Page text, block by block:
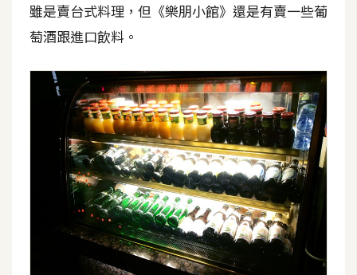
雖是賣台式料理，但《樂朋小館》還是有賣一些葡
萄酒跟進口飲料。